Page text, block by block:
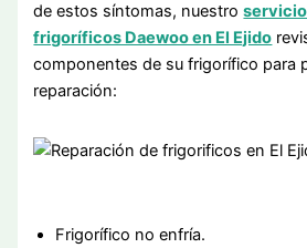
de estos síntomas, nuestro
frigoríficos Daewoo en El Ejido
componentes de su frigorífico para
reparación:
Frigorífico no enfría.